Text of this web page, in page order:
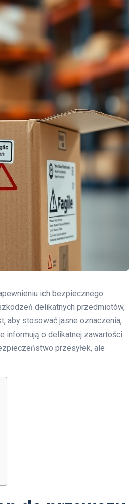
ich bezpiecznego
delikatnych przedmiotów,
aby stosować jasne oznaczenia,
informują o delikatnej zawartości.
przesyłek, ale